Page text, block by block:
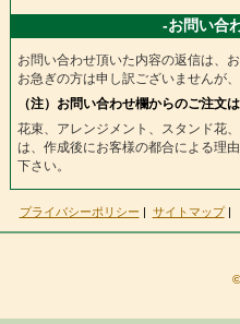
-お問い合
お問い合わせ頂いた内容の返信は、
お急ぎの方は申し訳ございませんが
（注）お問い合わせ欄からのご注文
花束、アレンジメント、スタンド花
は、作成後にお客様の都合による理
下さい。
プライバシーポリシー | サイトマップ|